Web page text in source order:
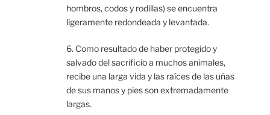
hombros, codos y rodillas) se encuentra
ligeramente redondeada y levantada.
6. Como resultado de haber protegido y
salvado del sacrificio a muchos animales,
recibe una larga vida y las raíces de las uñas
de sus manos y pies son extremadamente
largas.